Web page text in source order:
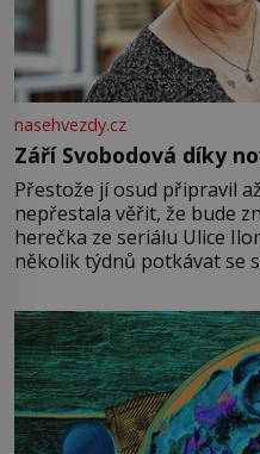
nasehvezdy.cz
Září Svobodová díky
Přestože jí osud připravil
nepřestala věřit, že bude znovu
herečka ze seriálu Ulice
několik týdnů potkávat se